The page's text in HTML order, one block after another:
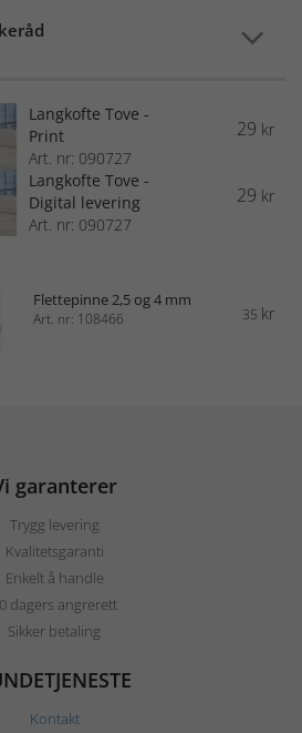
Langkofte Tove -
Print
Art. nr: 090727
29 kr
Langkofte Tove -
Digital levering
Art. nr: 090727
29 kr
Flettepinne 2,5 og 4 mm
Art. nr: 108466 35 kr
garanterer
Trygg levering
Kvalitetsgaranti
Enkelt å handle
dagers angrerett
Sikker betaling
Kontakt